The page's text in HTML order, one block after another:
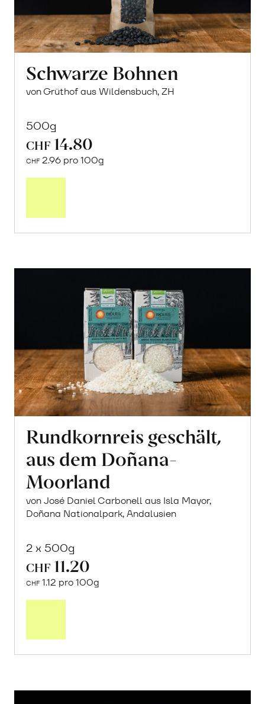
Schwarze Bohnen
von Grüthof aus Wildensbuch, ZH
500g
CHF 14.80
CHF 2.96 pro 100g
Rundkornreis geschält,
aus dem Doñana-
Moorland
von José Daniel Carbonell aus Isla Mayor,
Doñana Nationalpark, Andalusien
2 x 500g
CHF 11.20
CHF 1.12 pro 100g